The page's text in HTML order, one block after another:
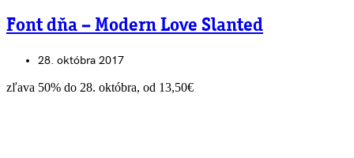
Font dňa – Modern Love Slanted
28. októbra 2017
zľava 50% do 28. októbra, od 13,50€